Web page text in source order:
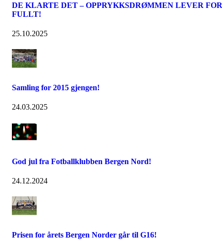
DE KLARTE DET – OPPRYKKSDRØMMEN LEVER FOR
FULLT!
25.10.2025
Samling for 2015 gjengen!
24.03.2025
God jul fra Fotballklubben Bergen Nord!
24.12.2024
Prisen for årets Bergen Norder går til G16!